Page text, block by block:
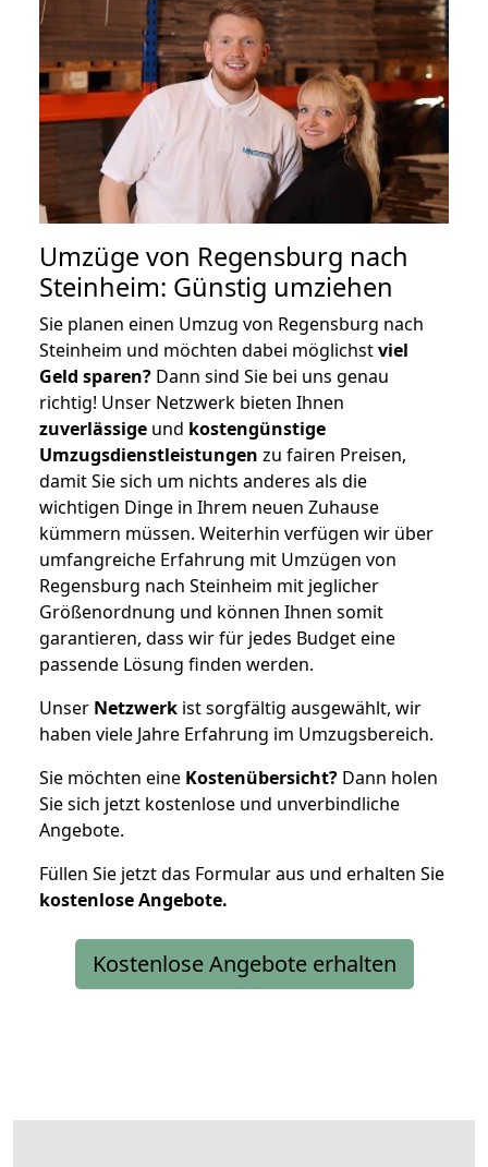
Umzüge von Regensburg nach
Steinheim: Günstig umziehen
Sie planen einen Umzug von Regensburg nach
Steinheim und möchten dabei möglichstviel
Geld sparen? Dann sind Sie bei uns genau
richtig! Unser Netzwerk bieten Ihnen
zuverlässige und kostengünstige
Umzugsdienstleistungen zu fairen Preisen,
damit Sie sich um nichts anderes als die
wichtigen Dinge in Ihrem neuen Zuhause
kümmern müssen. Weiterhin verfügen wir über
umfangreiche Erfahrung mit Umzügen von
Regensburg nach Steinheim mit jeglicher
Größenordnung und können Ihnen somit
garantieren, dass wir für jedes Budget eine
passende Lösung finden werden.
Unser Netzwerk ist sorgfältig ausgewählt, wir
haben viele Jahre Erfahrung im Umzugsbereich.
Sie möchten eine Kostenübersicht? Dann holen
Sie sich jetzt kostenlose und unverbindliche
Angebote.
Füllen Sie jetzt das Formular aus und erhalten Sie
kostenloseAngebote.
Kostenlose Angebote erhalten